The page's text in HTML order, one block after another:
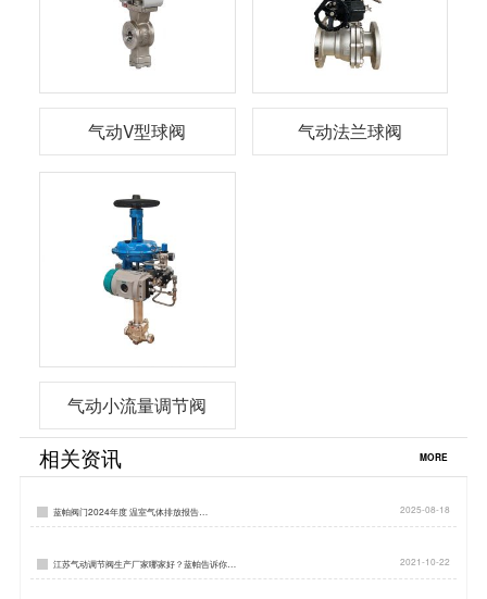
气动V型球阀 气动法兰球阀
气动小流量调节阀
相关资讯 MORE
蓝帕阀门2024年度 温室气体排放报告… 2025-08-18
江苏气动调节阀生产厂家哪家好？蓝帕告诉你… 2021-10-22